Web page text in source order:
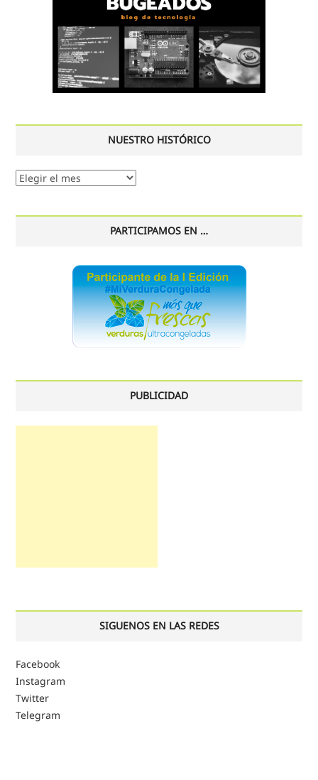
NUESTRO HISTÓRICO
Nuestro
PARTICIPAMOS EN …
PUBLICIDAD
SIGUENOS EN LAS REDES
Facebook
Instagram
Twitter
Telegram